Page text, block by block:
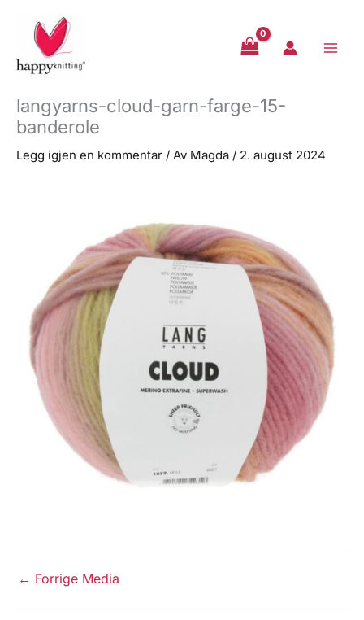
innholdet
langyarns-cloud-garn-farge-15-
banderole
Legg igjen en kommentar / Av Magda / 2. august 2024
← Forrige Media